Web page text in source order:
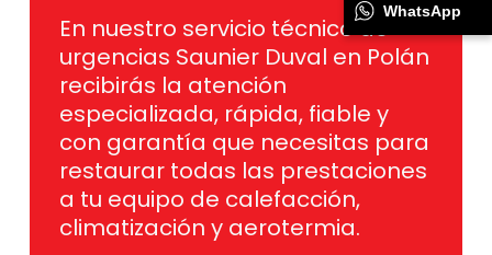
En nuestro servicio técnico de
urgencias Saunier Duval en Polán
recibirás la atención
especializada, rápida, fiable y
con garantía que necesitas para
restaurar todas las prestaciones
a tu equipo de calefacción,
climatización y aerotermia.
WhatsApp